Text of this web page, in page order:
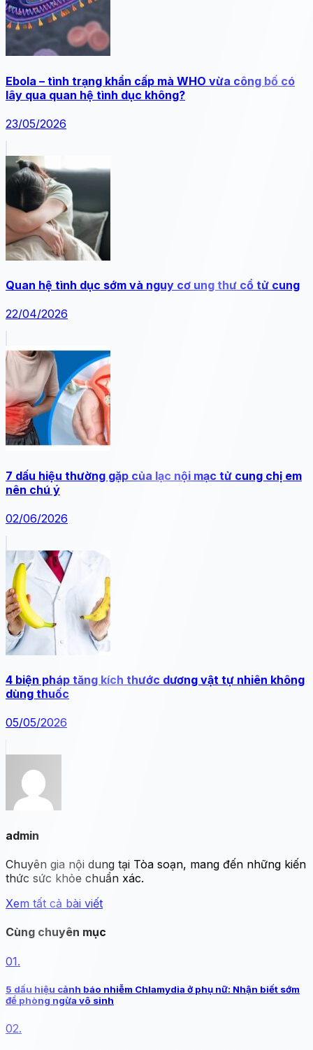
Ebola – tình trạng khẩn cấp mà WHO vừa công bố có
lây qua quan hệ tình dục không?
23/05/2026
Quan hệ tình dục sớm và nguy cơ ung thư cổ tử cung
22/04/2026
7 dấu hiệu thường gặp của lạc nội mạc tử cung chị em
nên chú ý
02/06/2026
4 biện pháp tăng kích thước dương vật tự nhiên không
dùng thuốc
05/05/2026
admin
Chuyên gia nội dung tại Tòa soạn, mang đến những kiến
thức sức khỏe chuẩn xác.
Xem tất cả bài viết
Cùng chuyên mục
01.
5 dấu hiệu cảnh báo nhiễm Chlamydia ở phụ nữ: Nhận biết sớm
để phòng ngừa vô sinh
02.